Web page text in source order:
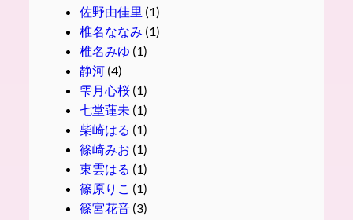
佐野由佳里 (1)
椎名ななみ (1)
椎名みゆ (1)
静河(4)
雫月心桜(1)
七堂蓮未 (1)
柴崎はる (1)
篠崎みお (1)
東雲はる (1)
篠原りこ (1)
篠宮花音(3)